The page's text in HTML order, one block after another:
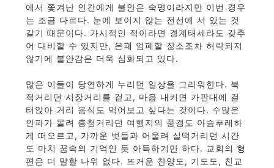
에서 쫓겨난 인간에게 불안은 숙명이라지만 이번 경우
는 조금 다르다. 눈에 보이지 않는 전선에 서 있는 것
같기 때문이다. 가시적인 적이라면 경계태세라도 갖추
어 대비할 수 있지만, 은폐 엄폐할 장소조차 허락되지
않기에 불안감은 더욱 심화되고 있다.
많은 이들이 당연하게 누리던 일상을 그리워한다. 북
적거리던 시장거리를 걷고, 마음 내키면 가판대에 걸
터앉아 거리 음식도 먹어보고 싶다는 것이다. 수많은
인파가 몰려 흥청거리던 여행지의 풍경도 아슴푸레하
게 떠오르고, 가까운 벗들과 어울려 실떡거리던 시간
도 마치 꿈속의 기억인 듯 아득하기만 하다. 교회의 형
편은 더 말할 나위 없다. 뜨거운 찬양도, 기도도, 친교